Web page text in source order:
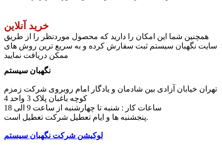
خرید آنلاین
همچنین شما این امکان را دارید که محصول موردنظر را از طریق
سایت نگهبان سیستم ثبت سفارش کرده و به سریع ترین روش های
ممکن دریافت نمایید
نگهبان سیستم
تهران خیابان آزادی بین شادمان و یادگار امام روبروی شرکت زمزم
کوچه باغبان پلاک 3 واحد 4
پنجشنبه ها و ایام تعطیل شرکت تعطیل است.
لوکیشن شرکت نگهبان سیستم